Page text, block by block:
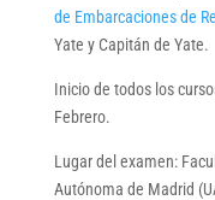
de Embarcaciones de
Yate y Capitán de Yate.
Inicio de todos los
Febrero.
Lugar del examen:
Autónoma de Madrid